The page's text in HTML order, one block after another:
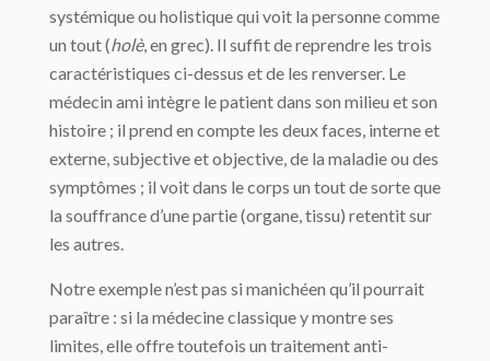
systémique ou holistique qui voit la personne comme
un tout (holè, en grec). Il suffit de reprendre les trois
caractéristiques ci-dessus et de les renverser. Le
médecin ami intègre le patient dans son milieu et son
histoire ; il prend en compte les deux faces, interne et
externe, subjective et objective, de la maladie ou des
symptômes ; il voit dans le corps un tout de sorte que
la souffrance d’une partie (organe, tissu) retentit sur
les autres.
Notre exemple n’est pas si manichéen qu’il pourrait
paraître : si la médecine classique y montre ses
limites, elle offre toutefois un traitement anti-